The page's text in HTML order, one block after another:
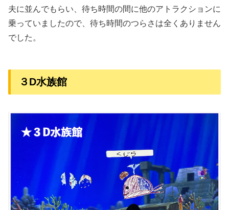
夫に並んでもらい、待ち時間の間に他のアトラクションに
乗っていましたので、待ち時間のつらさは全くありません
でした。
３D水族館